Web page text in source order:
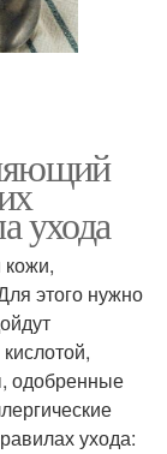
ухода
этого нужно
одобренные
ухода: